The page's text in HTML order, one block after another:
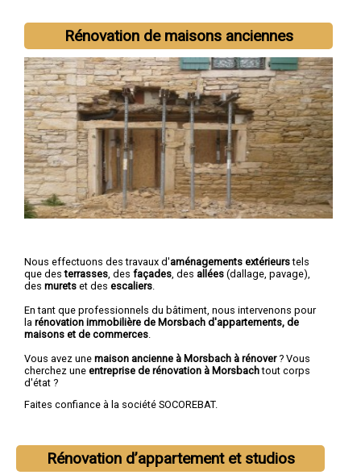
Rénovation de maisons anciennes
Nous effectuons des travaux d'aménagements extérieurstels
que desterrasses , des façades , des allées (dallage, pavage),
des murets et des escaliers
En tant que professionnels du bâtiment, nous intervenons pour
la rénovation immobilière de Morsbach d'appartements, de
maisons et de commerces
Vous avez une maison ancienne à Morsbach à rénover? Vous
cherchez une entreprise de rénovation à Morsbachtout corps
d'état ?
Faites confiance à la société SOCOREBAT.
Rénovation d’appartement et studios